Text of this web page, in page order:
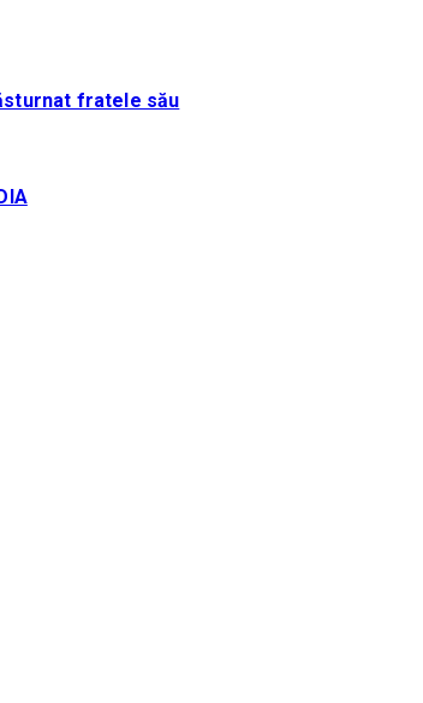
fratele său